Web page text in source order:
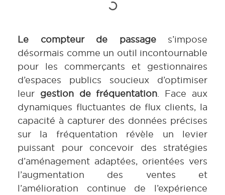
Le compteur de passages’impose
désormais comme un outil incontournable
pour les commerçants et gestionnaires
d’espaces publics soucieux d’optimiser
leur gestion de fréquentation. Face aux
dynamiques fluctuantes de flux clients, la
capacité à capturer des données précises
sur la fréquentation révèle un levier
puissant pour concevoir des stratégies
d’aménagement adaptées, orientées vers
l’augmentation des ventes et
l’amélioration continue de l’expérience